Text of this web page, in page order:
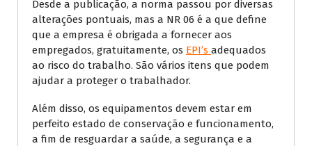
Desde a publicação, a norma passou por diversas
alterações pontuais, mas a NR 06 é a que define
que a empresa é obrigada a fornecer aos
empregados, gratuitamente, os EPI’s adequados
ao risco do trabalho. São vários itens que podem
ajudar a proteger o trabalhador.
Além disso, os equipamentos devem estar em
perfeito estado de conservação e funcionamento,
a fim de resguardar a saúde, a segurança e a